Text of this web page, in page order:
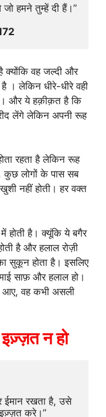
हमने तुम्हें दी हैं।”
क्योंकि वह जल्दी और
। लेकिन धीरे-धीरे वही
और ये हक़ीक़त है कि
लेंगे लेकिन अपनी रूह
रहता है लेकिन रूह
कुछ लोगों के पास सब
नहीं होती। हर वक्त
होती है। क्यूंकि ये बगैर
है और हलाल रोज़ी
सुकून होता है। इसलिए
साफ़ और हलाल हो।
आए, वह कभी असली
न हो
रखता है, उसे
करे।”